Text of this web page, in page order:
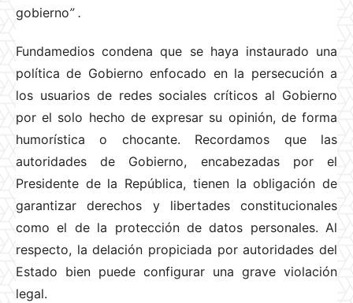
gobierno” .
Fundamedios condena que se haya instaurado una
política de Gobierno enfocado en la persecución a
los usuarios de redes sociales críticos al Gobierno
por el solo hecho de expresar su opinión, de forma
humorística o chocante. Recordamos que las
autoridades de Gobierno, encabezadas por el
Presidente de la República, tienen la obligación de
garantizar derechos y libertades constitucionales
como el de la protección de datos personales. Al
respecto, la delación propiciada por autoridades del
Estado bien puede configurar una grave violación
legal.